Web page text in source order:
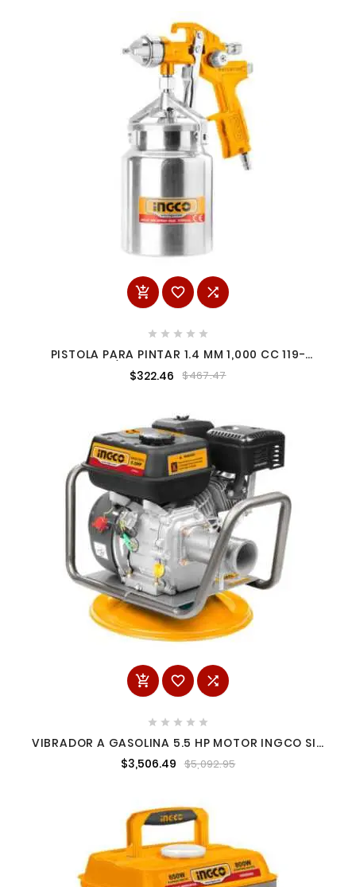
  
    
PISTOLA PARA PINTAR 1.4 MM 1,000 CC 119-
200L/MIN HVLP INGCO ASG2101
$322.46 $467.47
  
    
VIBRADOR A GASOLINA 5.5 HP MOTOR INGCO SIN
CHICOTE INGCO GVR-2
$3,506.49 $5,092.95